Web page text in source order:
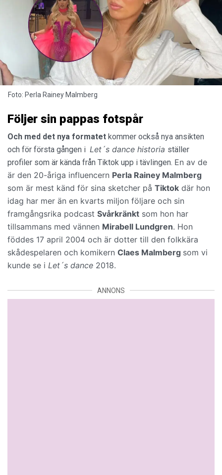
Foto: Perla Rainey Malmberg
Följer sin pappas fotspår
Och med det nya formatet kommer också nya ansikten
och för första gången i Let´s dance historia ställer
profiler som är kända från Tiktok upp i tävlingen. En av de
är den 20-åriga influencern Perla Rainey Malmberg
som är mest känd för sina sketcher på Tiktok där hon
idag har mer än en kvarts miljon följare och sin
framgångsrika podcast Svårkränkt som hon har
tillsammans med vännen Mirabell Lundgren. Hon
föddes 17 april 2004 och är dotter till den folkkära
skådespelaren och komikern Claes Malmberg som vi
kunde se i Let´s dance 2018.
ANNONS